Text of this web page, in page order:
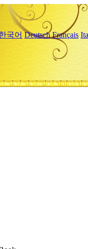
국어 Deutsch Français